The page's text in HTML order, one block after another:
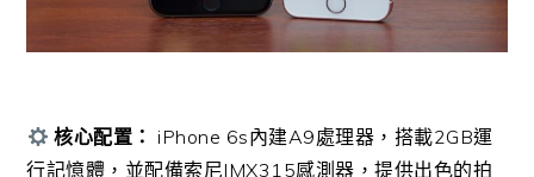
核心配置： iPhone 6s內建A9處理器，搭載2GB運
行記憶體，並配備索尼IMX315感測器，提供出色的拍